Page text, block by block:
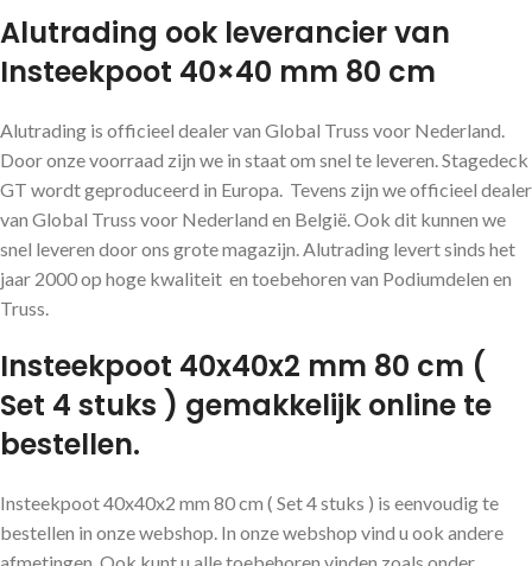
Alutrading ook leverancier van
Insteekpoot 40×40 mm 80 cm
Alutrading is officieel dealer van Global Truss voor Nederland.
Door onze voorraad zijn we in staat om snel te leveren. Stagedeck
GT wordt geproduceerd in Europa. Tevens zijn we officieel dealer
van Global Truss voor Nederland en België. Ook dit kunnen we
snel leveren door ons grote magazijn. Alutrading levert sinds het
jaar 2000 op hoge kwaliteit en toebehoren van Podiumdelen en
Truss.
Insteekpoot 40x40x2 mm 80 cm (
Set 4 stuks ) gemakkelijk online te
bestellen.
Insteekpoot 40x40x2 mm 80 cm ( Set 4 stuks ) is eenvoudig te
bestellen in onze webshop. In onze webshop vind u ook andere